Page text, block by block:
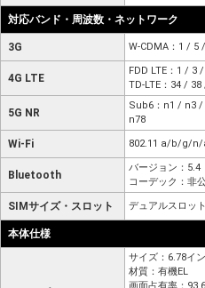
対応バンド・周波数・ネットワーク
3G W-CDMA：1 / 5
4G LTE
FDD LTE：1 / 3
TD-LTE：34 /
5G NR
Sub6：n1 / n3
n78
Wi-Fi 802.11 a/b/g/n/
Bluetooth
バージョン：5.4
コーデック：非
SIMサイズ・スロット デュアルスロッ
本体仕様
サイズ：6.78イ
材質：有機EL